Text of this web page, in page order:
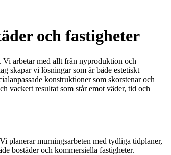
och fastigheter
Vi arbetar med allt från nyproduktion och
skapar vi lösningar som är både estetiskt
konstruktioner som skorstenar och
vackert resultat som står emot väder, tid och
planerar murningsarbeten med tydliga tidplaner,
bostäder och kommersiella fastigheter.